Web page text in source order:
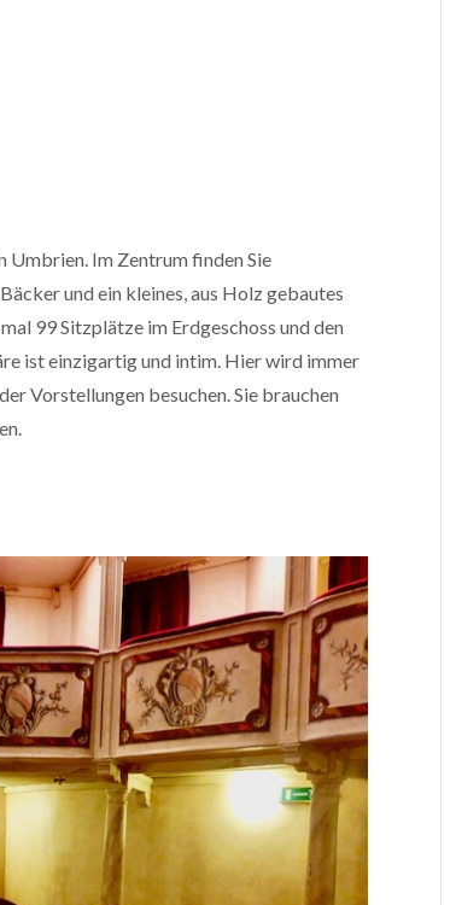
Im Zentrum finden Sie
und ein kleines, aus Holz gebautes
99 Sitzplätze im Erdgeschoss und den
ist einzigartig und intim. Hier wird immer
Vorstellungen besuchen. Sie brauchen